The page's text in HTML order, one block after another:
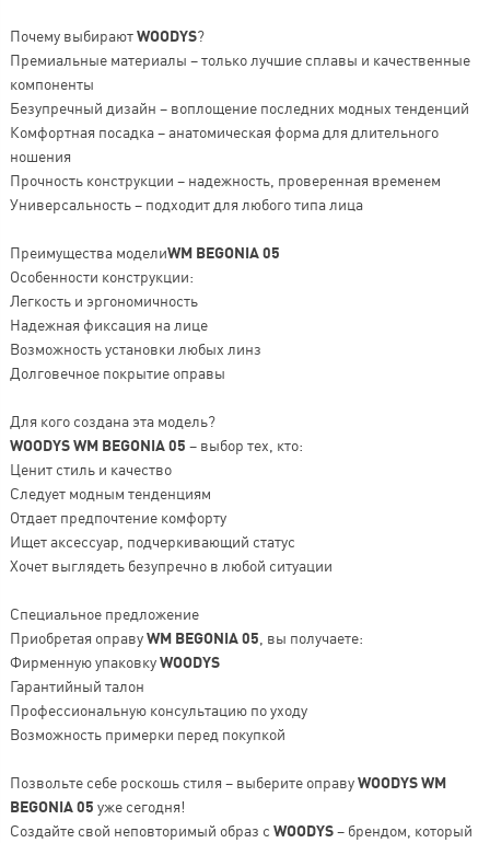
Почему выбираютWOODYS?
Премиальные материалы – только лучшие сплавы и качественные
компоненты
Безупречный дизайн – воплощение последних модных тенденций
Комфортная посадка – анатомическая форма для длительного
ношения
Прочность конструкции – надежность, проверенная временем
Универсальность – подходит для любого типа лица
Преимущества моделиWM BEGONIA 05
Особенности конструкции:
Легкость и эргономичность
Надежная фиксация на лице
Возможность установки любых линз
Долговечное покрытие оправы
Для кого создана эта модель?
WOODYS WM BEGONIA 05 – выбор тех, кто:
Ценит стиль и качество
Следует модным тенденциям
Отдает предпочтение комфорту
Ищет аксессуар, подчеркивающий статус
Хочет выглядеть безупречно в любой ситуации
Специальное предложение
Приобретая оправуWM BEGONIA 05 , вы получаете:
Фирменную упаковкуWOODYS
Гарантийный талон
Профессиональную консультацию по уходу
Возможность примерки перед покупкой
Позвольте себе роскошь стиля – выберите оправуWOODYS WM
BEGONIA 05 уже сегодня!
Создайте свой неповторимый образ с WOODYS– брендом, который